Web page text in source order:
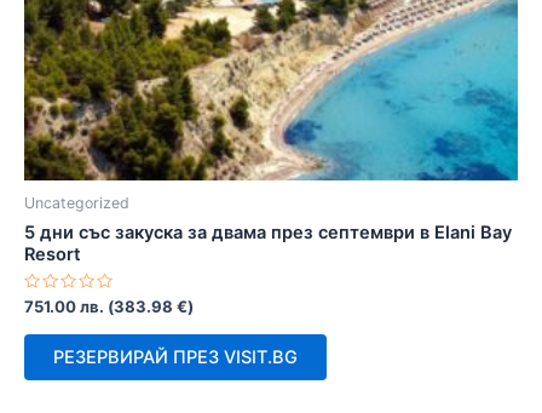
Uncategorized
5 дни със закуска за двама през септември в Elani Bay
Resort
Оценено
с
0
751.00лв. (383.98 €)
РЕЗЕРВИРАЙ ПРЕЗ VISIT.BG